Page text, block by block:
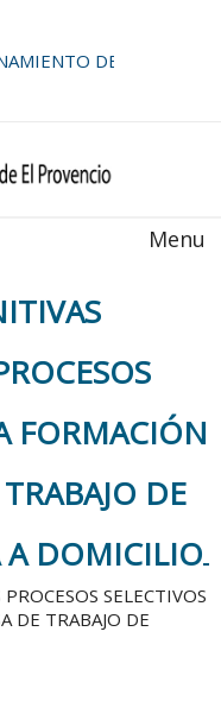
DE
Menu
FORMACIÓN
DE
A DOMICILIO
SELECTIVOS
DE TRABAJO DE